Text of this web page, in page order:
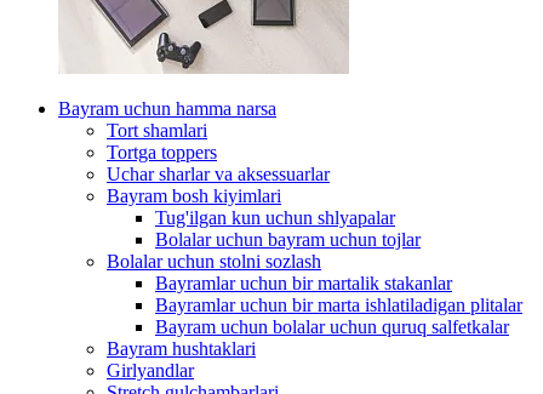
Bayram uchun hamma narsa
Tort shamlari
Tortga toppers
Uchar sharlar va aksessuarlar
Bayram bosh kiyimlari
Tug'ilgan kun uchun shlyapalar
Bolalar uchun bayram uchun tojlar
Bolalar uchun stolni sozlash
Bayramlar uchun bir martalik stakanlar
Bayramlar uchun bir marta ishlatiladigan plitalar
Bayram uchun bolalar uchun quruq salfetkalar
Bayram hushtaklari
Girlyandlar